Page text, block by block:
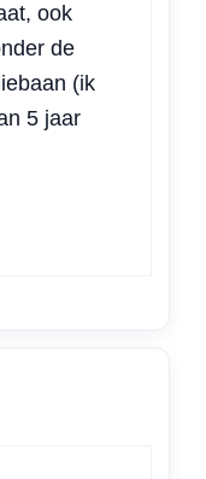
ook
de
(ik
5 jaar